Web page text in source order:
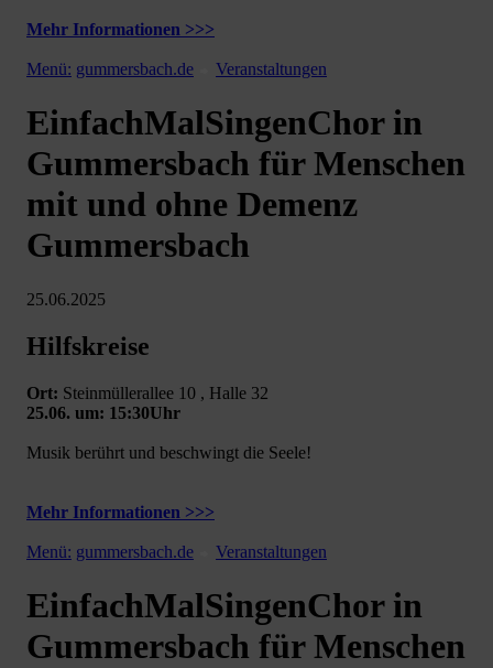
Mehr Informationen >>>
Menü: gummersbach.de Veranstaltungen
EinfachMalSingenChor in
Gummersbach für Menschen
mit und ohne Demenz
Gummersbach
25.06.2025
Hilfskreise
Ort: Steinmüllerallee 10 , Halle 32
25.06. um: 15:30Uhr
Musik berührt und beschwingt die Seele!
Mehr Informationen >>>
Menü: gummersbach.de Veranstaltungen
EinfachMalSingenChor in
Gummersbach für Menschen